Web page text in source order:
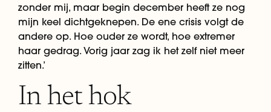
zonder mij, maar begin december heeft ze nog
mijn keel dichtgeknepen. De ene crisis volgt de
andere op. Hoe ouder ze wordt, hoe extremer
haar gedrag. Vorig jaar zag ik het zelf niet meer
zitten.’
In het hok